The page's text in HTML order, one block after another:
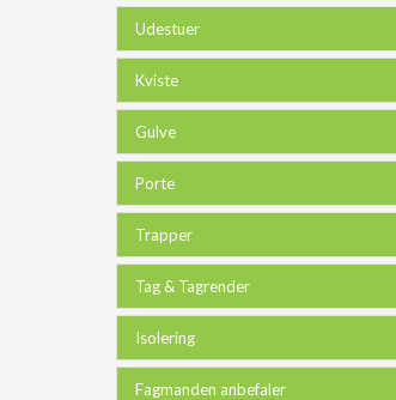
Udestuer
Kviste
Gulve
Porte
Trapper
Tag & Tagrender
Isolering
Fagmanden anbefaler